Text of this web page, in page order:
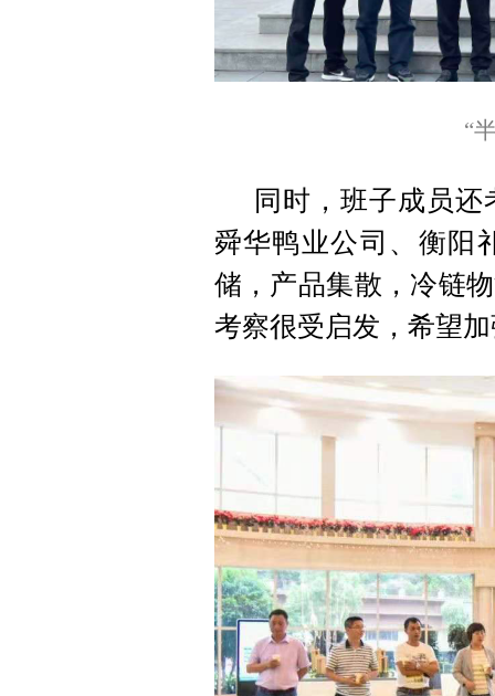
“
同时，班子成员
舜华鸭业公司、衡阳
储，产品集散，冷链
考察很受启发，希望